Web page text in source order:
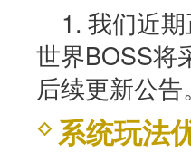
1. 我们近
世界BOSS将
后续更新公告。
系统玩法